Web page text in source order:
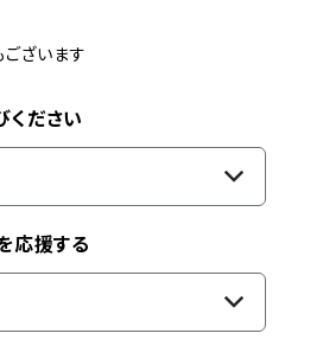
ざいます
ださい
応援する